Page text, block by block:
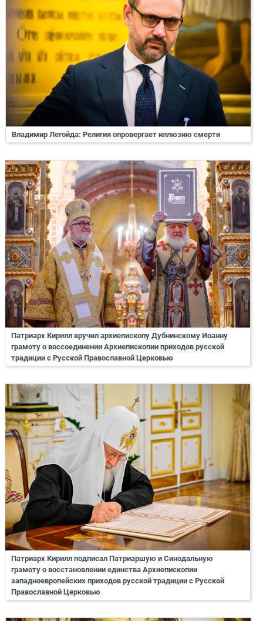
Владимир Легойда: Религия опровергает иллюзию смерти
Патриарх Кирилл вручил архиепископу Дубнинскому Иоанну
грамоту о воссоединении Архиепископии приходов русской
традиции с Русской Православной Церковью
Патриарх Кирилл подписал Патриаршую и Синодальную
грамоту о восстановлении единства Архиепископии
западноевропейских приходов русской традиции с Русской
Православной Церковью